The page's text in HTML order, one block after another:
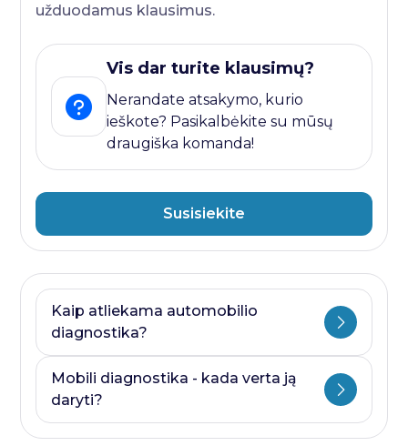
užduodamus klausimus.
Vis dar turite klausimų?
Nerandate atsakymo, kurio
ieškote? Pasikalbėkite su mūsų
draugiška komanda!
Susisiekite
Kaip atliekama automobilio
diagnostika?
Ji visada prasideda nuo kompiuterines
diagnostikos ir baigiasi papildomais
Mobili diagnostika - kada verta ją
daryti?